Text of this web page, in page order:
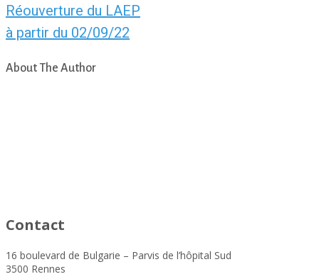
Réouverture du LAEP
à partir du 02/09/22
About The Author
Contact
16 boulevard de Bulgarie – Parvis de l’hôpital Sud
3500 Rennes